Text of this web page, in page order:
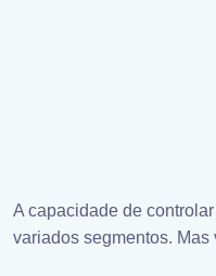
A capacidade de
variados segmentos.